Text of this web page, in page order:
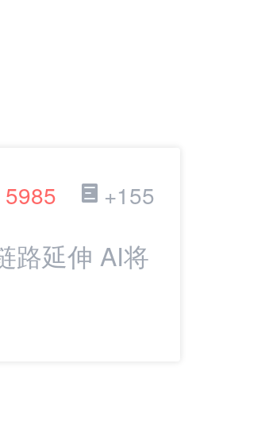
+155
5985
路延伸 AI将